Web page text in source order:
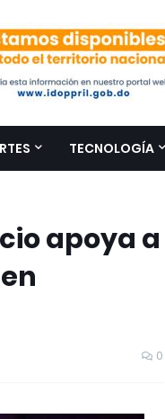
TECNOLOGÍA
apoya a
0